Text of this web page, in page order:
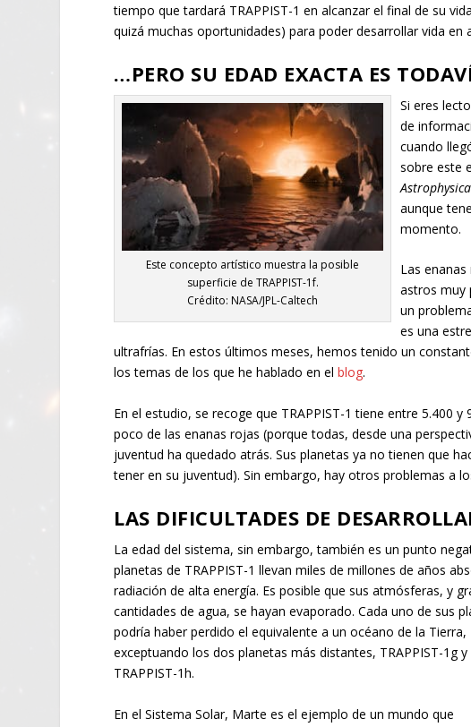
tiempo que tardará TRAPPIST-1 en alcanzar el final de su
quizá muchas oportunidades) para poder desarrollar vida en
…PERO SU EDAD EXACTA ES
Este concepto artístico muestra la posible
superficie de TRAPPIST-1f.
Crédito: NASA/JPL-Caltech
Si eres
de
cuando
sobre este
aunque
momento.
Las
astros muy
un
es una
ultrafrías. En estos últimos meses, hemos tenido un
los temas de los que he hablado en elblog.
En el estudio, se recoge que TRAPPIST-1 tiene entre 5.400
poco de las enanas rojas (porque todas, desde una
juventud ha quedado atrás. Sus planetas ya no tienen que
tener en su juventud). Sin embargo, hay otros problemas a
LAS DIFICULTADES DE
La edad del sistema, sin embargo, también es un punto
planetas de TRAPPIST-1 llevan miles de millones de años
radiación de alta energía. Es posible que sus atmósferas, y
cantidades de agua, se hayan evaporado. Cada uno de sus
podría haber perdido el equivalente a un océano de la Tierra,
exceptuando los dos planetas más distantes, TRAPPIST-1g y
TRAPPIST-1h.
En el Sistema Solar, Marte es el ejemplo de un mundo que